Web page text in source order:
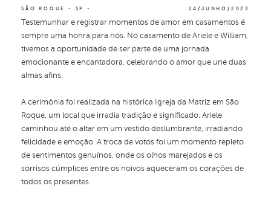
SÃO ROQUE - SP 24/JUNHO/2023
Testemunhar e registrar momentos de amor em casamentos é
sempre uma honra para nós. No casamento de Ariele e William,
tivemos a oportunidade de ser parte de uma jornada
emocionante e encantadora, celebrando o amor que une duas
almas afins.
A cerimônia foi realizada na histórica Igreja da Matriz em São
Roque, um local que irradia tradição e significado. Ariele
caminhou até o altar em um vestido deslumbrante, irradiando
felicidade e emoção. A troca de votos foi um momento repleto
de sentimentos genuínos, onde os olhos marejados e os
sorrisos cúmplices entre os noivos aqueceram os corações de
todos os presentes.